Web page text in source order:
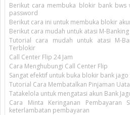
Berikut cara membuka blokir bank
password
Berikut cara ini untuk membuka blokir
Berikut cara mudah untuk atasi M-
Tutorial cara mudah untuk atasi M-
Terblokir
Call Center Flip 24 Jam
Cara Menghubungi Call Center Flip
Sangat efektif untuk buka blokir bank
Tutorial Cara Membatalkan Pinjaman
Tatakelola untuk mengatasi akun Bank
Cara Minta Keringanan Pembayaran
keterlambatan pembayaran